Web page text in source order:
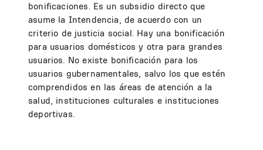
bonificaciones. Es un subsidio directo que
asume la Intendencia, de acuerdo con un
criterio de justicia social. Hay una bonificación
para usuarios domésticos y otra para grandes
usuarios. No existe bonificación para los
usuarios gubernamentales, salvo los que estén
comprendidos en las áreas de atención a la
salud, instituciones culturales e instituciones
deportivas.